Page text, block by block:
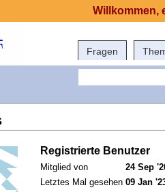
Fragen
Registrierte Benutzer
Mitglied von
24 Sep
Letztes Mal gesehen 09 Jan
Willkommen,